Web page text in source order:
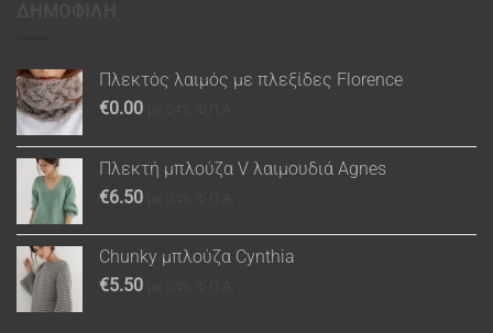
Πλεκτός λαιμός με πλεξίδες Florence
€0.00
Πλεκτή μπλούζα V λαιμουδιά Agnes
€6.50
Chunky μπλούζα Cynthia
€5.50